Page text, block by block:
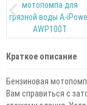
Краткое описание
Бензиновая
Вам справиться с